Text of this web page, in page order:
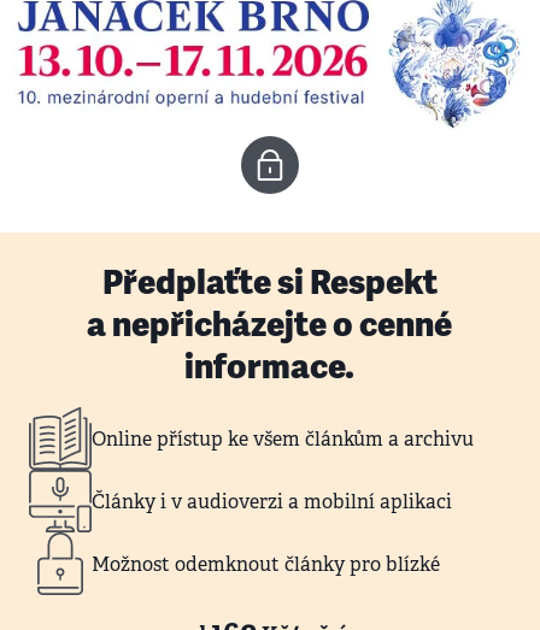
Předplaťte si Respekt
a nepřicházejte o cenné
informace.
Online přístup ke všem článkům a archivu
Články i v audioverzi a mobilní aplikaci
Možnost odemknout články pro blízké